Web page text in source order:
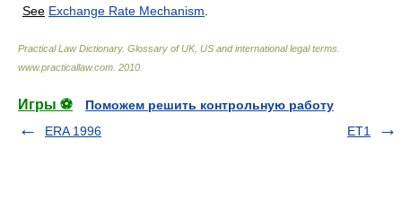
See Exchange Rate Mechanism
Practical Law Dictionary. Glossary of UK, US and international legal terms
www.practicallaw.com 2010
Игры ⚽
Поможем решить контрольную работу
ERA 1996
ET1